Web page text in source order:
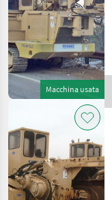
Macchina usata